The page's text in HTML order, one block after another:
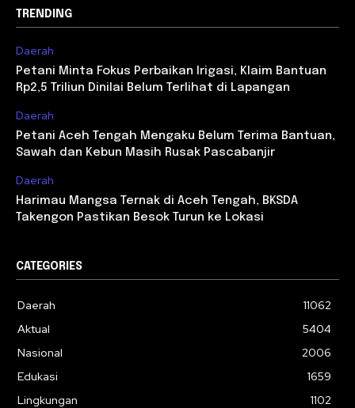
TRENDING
Daerah
Petani Minta Fokus Perbaikan Irigasi, Klaim Bantuan
Rp2,5 Triliun Dinilai Belum Terlihat di Lapangan
Daerah
Petani Aceh Tengah Mengaku Belum Terima Bantuan,
Sawah dan Kebun Masih Rusak Pascabanjir
Daerah
Harimau Mangsa Ternak di Aceh Tengah, BKSDA
Takengon Pastikan Besok Turun ke Lokasi
CATEGORIES
Daerah
11062
Aktual
5404
Nasional
2006
Edukasi
1659
Lingkungan
1102